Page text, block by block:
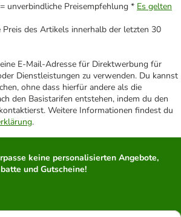
unverbindliche Preisempfehlung * Es gelten
des Artikels innerhalb der letzten 30
E-Mail-Adresse für Direktwerbung für
Dienstleistungen zu verwenden. Du kannst
ohne dass hierfür andere als die
den Basistarifen entstehen, indem du den
Weitere Informationen findest du
.
keine personalisierten Angebote,
und Gutscheine!